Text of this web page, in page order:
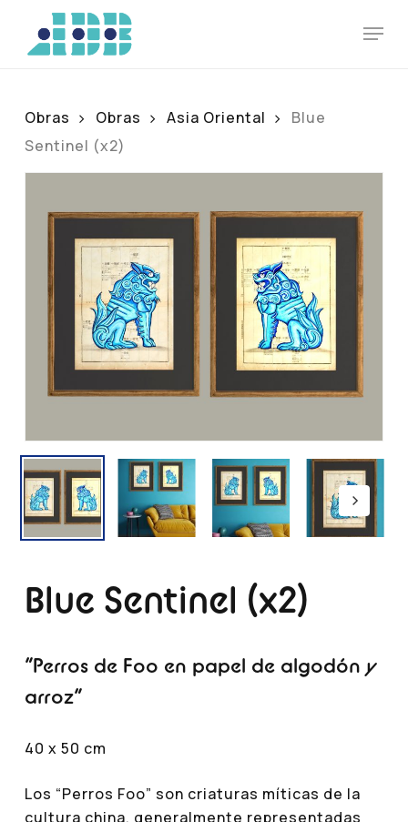
main
Obras Obras Asia Oriental
Blue
Sentinel (x2)
Blue Sentinel (x2)
“Perros de Foo en papel de algodón y
arroz”
40 x 50 cm
Los “Perros Foo” son criaturas míticas de la
cultura china, generalmente representadas